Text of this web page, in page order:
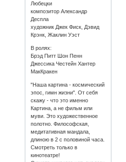
Любецки
композитор Александр
Деспла
художник Джек Фиск, Дэвид
Крэнк, Жаклин Уэст
В ролях:
Брэд Питт Шон Пенн
Джессика Честейн Хантер
МакКракен
"Наша картина - космический
эпос, гимн жизни". От себя
скажу - что это именно
Картина, а не фильм или
муви. Это художественное
полотно. Философская,
медитативная мандала,
длиною в 2 с половиной часа.
Смотреть только в
кинотеатре!